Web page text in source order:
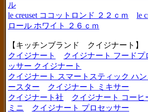
ル
le creuset ココットロンド ２２ｃｍ
le
ロール ホワイト ２６ｃｍ
【キッチンブランド クイジナート】
クイジナート
クイジナート フードプ
ッサー クイジナート
クイジナート スマートスティック ハ
ースター
クイジナート ミキサー
クイジナート社
クイジナート コーヒ
ミニ
クイジナート プロセッサー